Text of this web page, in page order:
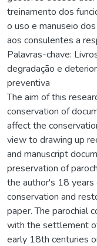
treinamento dos
o uso e manuseio
aos consulentes a
Palavras-chave:
degradação e
preventiva
The aim of this
conservation of
affect the
view to drawing up
and manuscript
preservation of
the author's 18
conservation and
paper. The parochial
with the settlement
early 18th centuries